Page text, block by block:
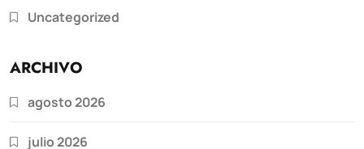
Uncategorized
ARCHIVO
agosto 2026
julio 2026